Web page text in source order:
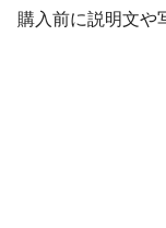
購入前に説明文や